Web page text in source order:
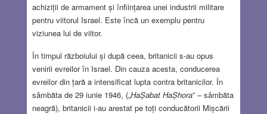
achiziții de armament și înființarea unei industrii militare
pentru viitorul Israel. Este încă un exemplu pentru
viziunea lui de viitor.
În timpul războiului și după ceea, britanicii s-au opus
venirii evreilor în Israel. Din cauza acesta, conducerea
evreilor din țară a intensificat lupta contra britanicilor. În
sâmbăta de 29 iunie 1946, („HaȘabat HaȘhora” – sâmbăta
neagră), britanicii i-au arestat pe toți conducătorii Mișcării